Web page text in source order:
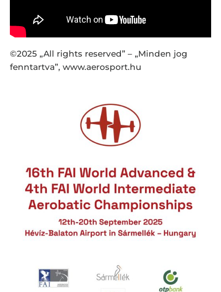
©2025 „All rights reserved” – „Minden jog
fenntartva”, www.aerosport.hu